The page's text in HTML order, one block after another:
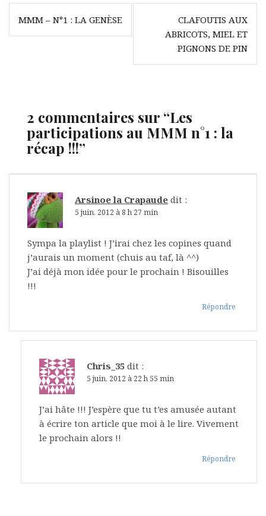
Navigation
deMMM – N°1 : LA GENÈSE
CLAFOUTIS AUX
ABRICOTS, MIEL ET
PIGNONS DE PIN
2 commentaires sur “Les
participations au MMM n°1 : la
récap !!!”
Arsinoe la Crapaude dit :
5 juin, 2012 à 8 h 27 min
Sympa la playlist ! J’irai chez les copines quand
j’aurais un moment (chuis au taf, là ^^)
J’ai déjà mon idée pour le prochain ! Bisouilles
!!!
Répondre
Chris_35 dit :
5 juin, 2012 à 22 h 55 min
J’ai hâte !!! J’espère que tu t’es amusée autant
à écrire ton article que moi à le lire. Vivement
le prochain alors !!
Répondre